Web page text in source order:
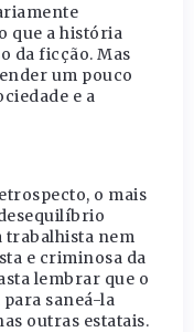
que a história
da ficção. Mas
um pouco
e a
o mais
trabalhista nem
e criminosa da
lembrar que o
saneá-la
outras estatais.